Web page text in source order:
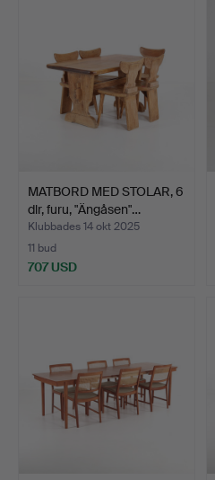
MATBORD MED STOLAR, 6
dlr, furu, "Ängåsen"…
Klubbades 14 okt 2025
11 bud
707 USD